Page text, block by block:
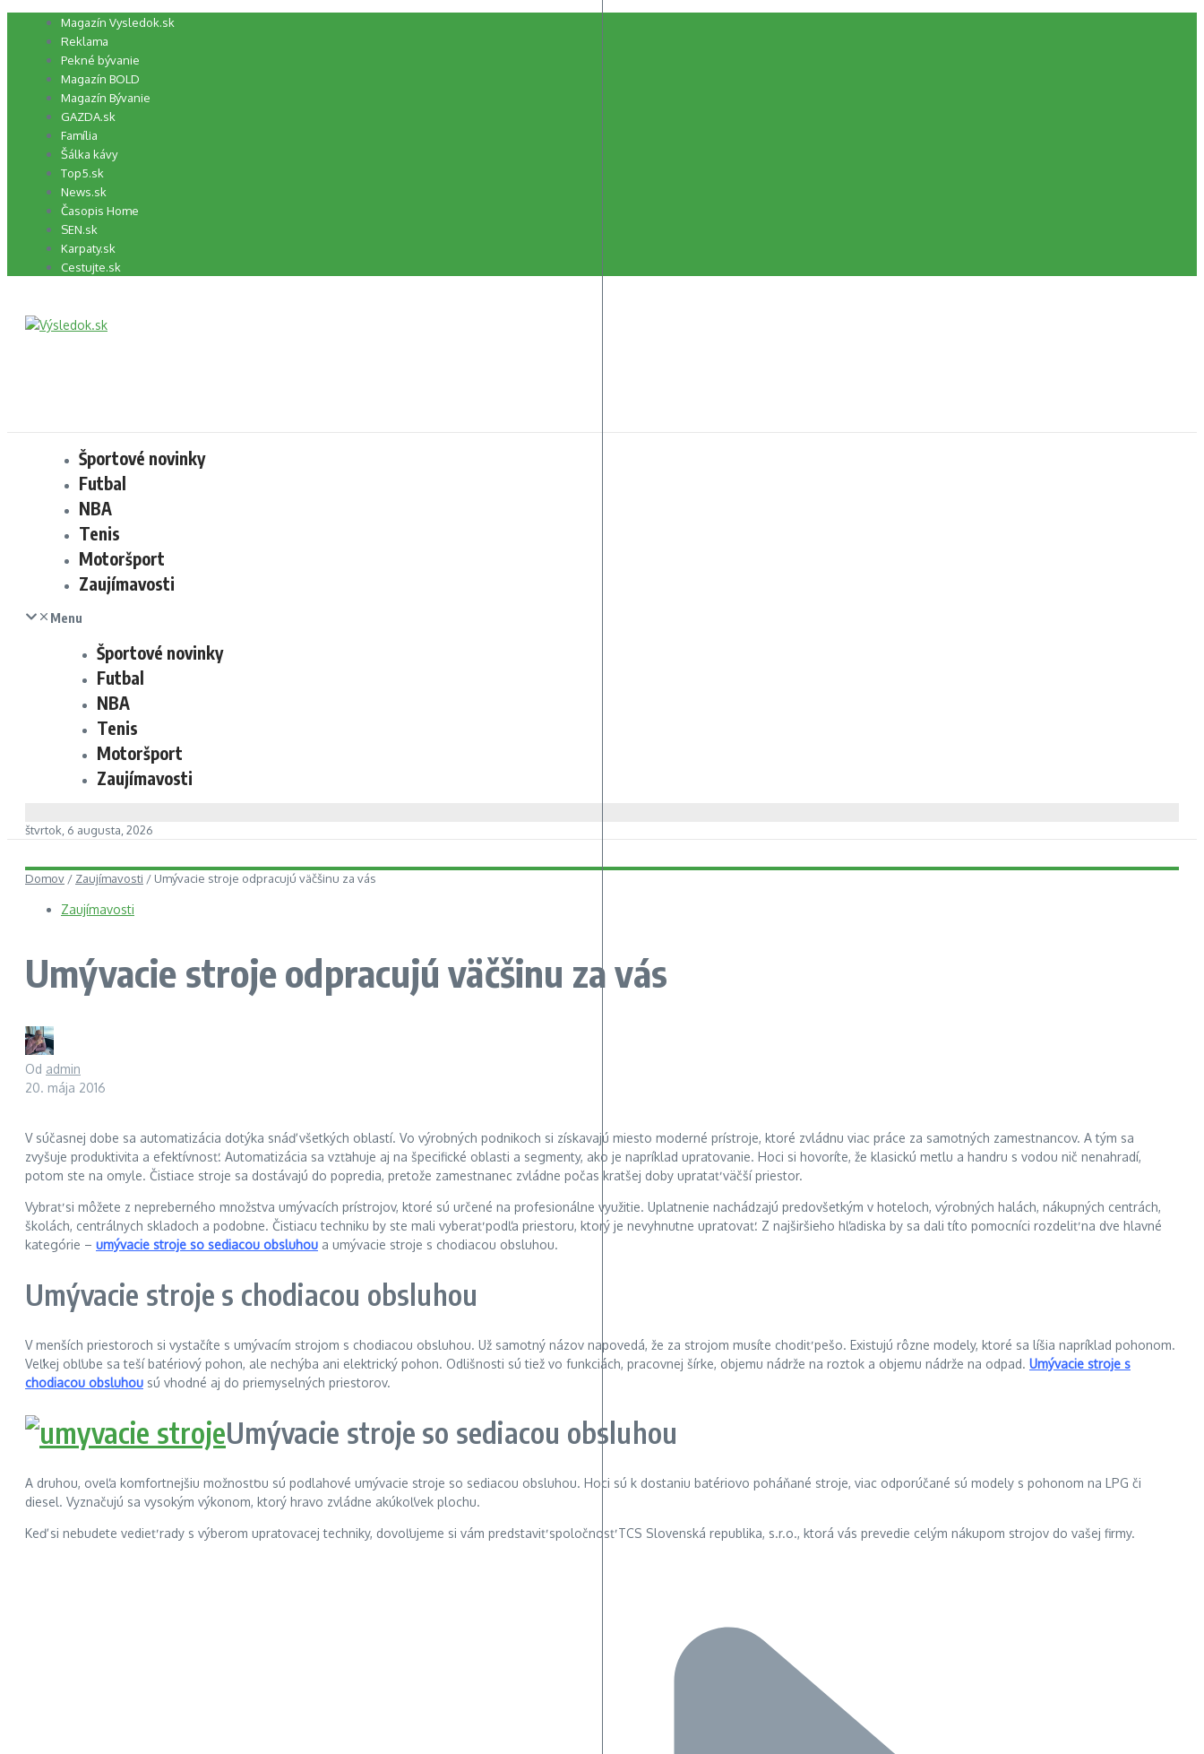
Preskočiť Magazín Vysledok.sk
Reklama
Pekné bývanie
Magazín BOLD
Magazín Bývanie
GAZDA.sk
Família
Šálka kávy
Top5.sk
News.sk
Časopis Home
SEN.sk
Karpaty.sk
Cestujte.sk
Športové novinky
Futbal
NBA
Tenis
Motoršport
Zaujímavosti
Menu
Športové novinky
Futbal
NBA
Tenis
Motoršport
Zaujímavosti
štvrtok, 6 augusta, 2026
Domov / Zaujímavosti / Umývacie stroje odpracujú väčšinu za vás
Zaujímavosti
Umývacie stroje odpracujú väčšinu za vás
Od admin
20. mája 2016
V súčasnej dobe sa automatizácia dotýka snáď všetkých oblastí. Vo výrobných podnikoch si získavajú miesto moderné prístroje, ktoré zvládnu viac práce za samotných zamestnancov. A tým sa
zvyšuje produktivita a efektívnosť. Automatizácia sa vzťahuje aj na špecifické oblasti a segmenty, ako je napríklad upratovanie. Hoci si hovoríte, že klasickú metlu a handru s vodou nič nenahradí,
potom ste na omyle. Čistiace stroje sa dostávajú do popredia, pretože zamestnanec zvládne počas kratšej doby upratať väčší priestor.
Vybrať si môžete z nepreberného množstva umývacích prístrojov, ktoré sú určené na profesionálne využitie. Uplatnenie nachádzajú predovšetkým v hoteloch, výrobných halách, nákupných centrách,
školách, centrálnych skladoch a podobne. Čistiacu techniku by ste mali vyberať podľa priestoru, ktorý je nevyhnutne upratovať. Z najširšieho hľadiska by sa dali títo pomocníci rozdeliť na dve hlavné
kategórie – umývacie stroje so sediacou obsluhou a umývacie stroje s chodiacou obsluhou.
Umývacie stroje s chodiacou obsluhou
V menších priestoroch si vystačíte s umývacím strojom s chodiacou obsluhou. Už samotný názov napovedá, že za strojom musíte chodiť pešo. Existujú rôzne modely, ktoré sa líšia napríklad pohonom.
Veľkej obľube sa teší batériový pohon, ale nechýba ani elektrický pohon. Odlišnosti sú tiež vo funkciách, pracovnej šírke, objemu nádrže na roztok a objemu nádrže na odpad. Umývacie stroje s
chodiacou obsluhou sú vhodné aj do priemyselných priestorov.
Umývacie stroje so sediacou obsluhou
A druhou, oveľa komfortnejšiu možnosťou sú podlahové umývacie stroje so sediacou obsluhou. Hoci sú k dostaniu batériovo poháňané stroje, viac odporúčané sú modely s pohonom na LPG či
diesel. Vyznačujú sa vysokým výkonom, ktorý hravo zvládne akúkoľvek plochu.
Keď si nebudete vedieť rady s výberom upratovacej techniky, dovoľujeme si vám predstaviť spoločnosť TCS Slovenská republika, s.r.o., ktorá vás prevedie celým nákupom strojov do vašej firmy.